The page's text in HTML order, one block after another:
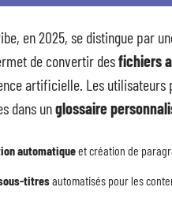
en 2025, se distingue par
de convertir desfichiers
artificielle. Les utilisateurs
dans unglossaire
automatiqueet création de
titresautomatisés pour les